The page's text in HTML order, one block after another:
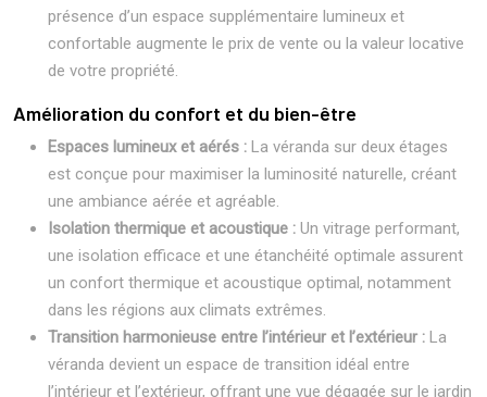
présence d’un espace supplémentaire lumineux et
confortable augmente le prix de vente ou la valeur locative
de votre propriété.
Amélioration du confort et du bien-être
Espaces lumineux et aérés : La véranda sur deux étages
est conçue pour maximiser la luminosité naturelle, créant
une ambiance aérée et agréable.
Isolation thermique et acoustique : Un vitrage performant,
une isolation efficace et une étanchéité optimale assurent
un confort thermique et acoustique optimal, notamment
dans les régions aux climats extrêmes.
Transition harmonieuse entre l’intérieur et l’extérieur : La
véranda devient un espace de transition idéal entre
l’intérieur et l’extérieur, offrant une vue dégagée sur le jardin